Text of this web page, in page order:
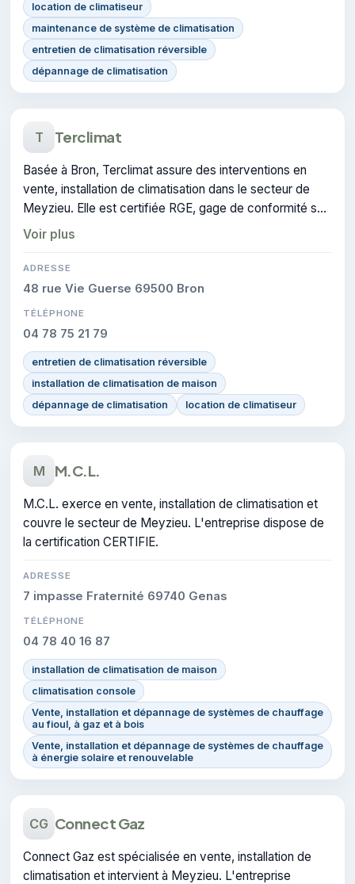
location de climatiseur
maintenance de système de climatisation
entretien de climatisation réversible
dépannage de climatisation
T Terclimat
Basée à Bron, Terclimat assure des interventions en
vente, installation de climatisation dans le secteur de
Meyzieu. Elle est certifiée RGE, gage de conformité sur
les interventions réalisées.
Voir plus
ADRESSE
48 rue Vie Guerse 69500 Bron
TÉLÉPHONE
04 78 75 21 79
entretien de climatisation réversible
installation de climatisation de maison
dépannage de climatisation
location de climatiseur
M M.C.L.
M.C.L. exerce en vente, installation de climatisation et
couvre le secteur de Meyzieu. L'entreprise dispose de
la certification CERTIFIE.
ADRESSE
7 impasse Fraternité 69740 Genas
TÉLÉPHONE
04 78 40 16 87
installation de climatisation de maison
climatisation console
Vente, installation et dépannage de systèmes de chauffage
au fioul, à gaz et à bois
Vente, installation et dépannage de systèmes de chauffage
à énergie solaire et renouvelable
CG Connect Gaz
Connect Gaz est spécialisée en vente, installation de
climatisation et intervient à Meyzieu. L'entreprise